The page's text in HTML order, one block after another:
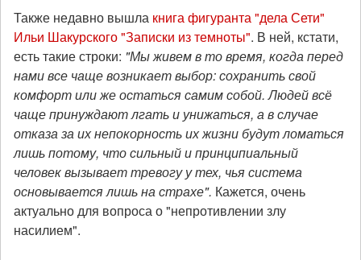
Также недавно вышла книга фигуранта "дела Сети"
Ильи Шакурского "Записки из темноты". В ней, кстати,
есть такие строки: "Мы живем в то время, когда перед
нами все чаще возникает выбор: сохранить свой
комфорт или же остаться самим собой. Людей всё
чаще принуждают лгать и унижаться, а в случае
отказа за их непокорность их жизни будут ломаться
лишь потому, что сильный и принципиальный
человек вызывает тревогу у тех, чья система
основывается лишь на страхе". Кажется, очень
актуально для вопроса о "непротивлении злу
насилием".